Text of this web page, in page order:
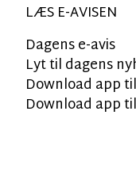
LÆS E-AVISEN
Dagens e-avis
Lyt til dagens
Download app
Download app